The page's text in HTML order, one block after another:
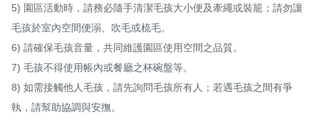
5) 園區活動時，請務必隨手清潔毛孩大小便及牽繩或裝籠；請勿讓
毛孩於室內空間便溺、吹毛或梳毛。
6) 請確保毛孩音量，共同維護園區使用空間之品質。
7) 毛孩不得使用帳內或餐廳之杯碗盤等。
8) 如需接觸他人毛孩，請先詢問毛孩所有人；若遇毛孩之間有爭
執，請幫助協調與安撫。